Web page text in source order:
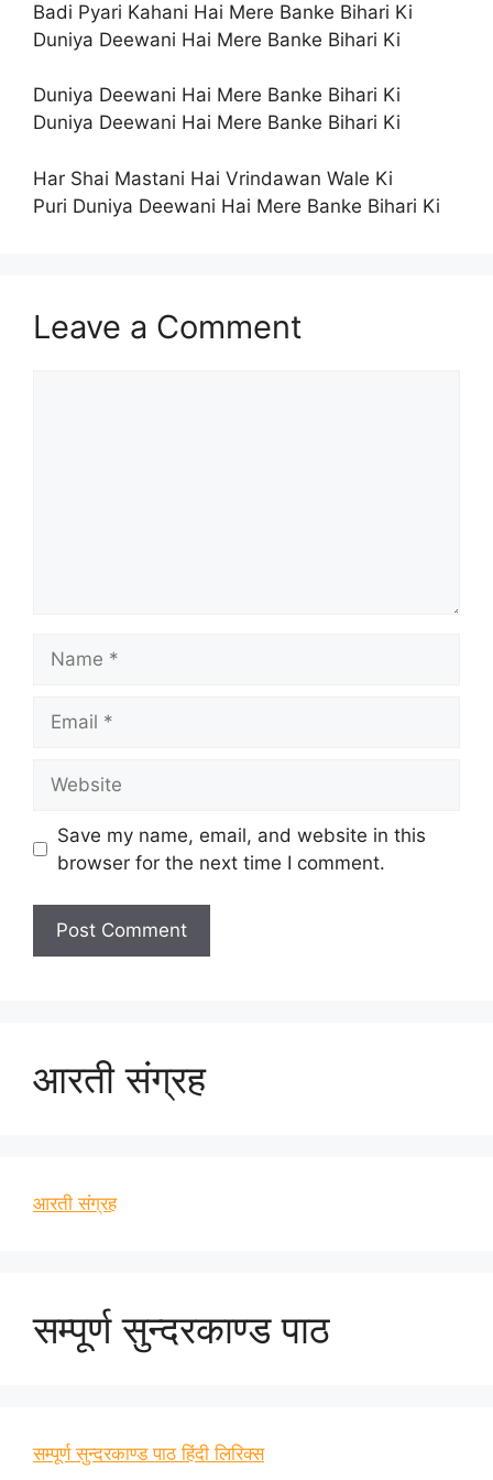
Badi Pyari Kahani Hai Mere Banke Bihari Ki
Duniya Deewani Hai Mere Banke Bihari Ki
Duniya Deewani Hai Mere Banke Bihari Ki
Duniya Deewani Hai Mere Banke Bihari Ki
Har Shai Mastani Hai Vrindawan Wale Ki
Puri Duniya Deewani Hai Mere Banke Bihari Ki
Leave a Comment
Save my name, email, and website in this
browser for the next time I comment.
आरती संग्रह
आरती संग्रह
सम्पूर्ण सुन्दरकाण्ड पाठ
सम्पूर्ण सुन्दरकाण्ड पाठ हिंदी लिरिक्स